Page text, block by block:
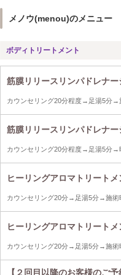
メノウ(menou)のメニュー
ボディトリートメント
筋膜リリースリンパドレナ
カウンセリング20分程度→足湯5分
筋膜リリースリンパドレナ
カウンセリング20分程度→足湯5分→
ヒーリングアロマトリート
カウンセリング20分→足湯5分→施
ヒーリングアロマトリート
カウンセリング20分→足湯5分→施
【２回目以降のお客様のご予